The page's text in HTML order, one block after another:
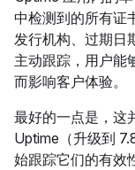
中检测到的所有证
发行机构、过期日
主动跟踪，用户能
而影响客户体验。
最好的一点是，这
Uptime（升级到
始跟踪它们的有效